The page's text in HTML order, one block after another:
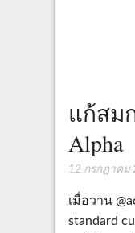
แก้สม
Alpha
12 กรกฎาคม
เมื่อวาน
standard